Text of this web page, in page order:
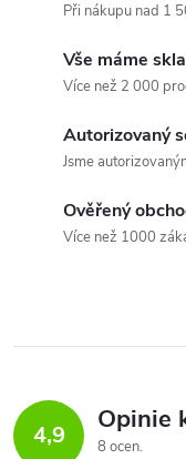
Při nákupu nad 1
Vše máme
Více než 2 000
Autorizovaný
Jsme
Ověřený
Více než 1000
4,9 Opinie
8 ocen